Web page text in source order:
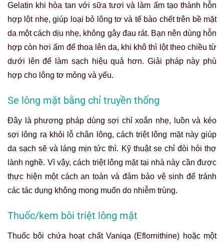
Gelatin khi hòa tan với sữa tươi và làm ấm tạo thành hỗn
hợp lột nhẹ, giúp loại bỏ lông tơ và tế bào chết trên bề mặt
da một cách dịu nhẹ, không gây đau rát. Bạn nên dùng hỗn
hợp còn hơi ấm để thoa lên da, khi khô thì lột theo chiều từ
dưới lên để làm sạch hiệu quả hơn. Giải pháp này phù
hợp cho lông tơ mỏng và yếu.
Se lông mặt bằng chỉ truyền thống
Đây là phương pháp dùng sợi chỉ xoắn nhẹ, luồn và kéo
sợi lông ra khỏi lỗ chân lông, cách triệt lông mặt này giúp
da sạch sẽ và láng mịn tức thì. Kỹ thuật se chỉ đòi hỏi thợ
lành nghề. Vì vậy, cách triệt lông mặt tại nhà này cần được
thực hiện một cách an toàn và đảm bảo vệ sinh để tránh
các tác dụng không mong muốn do nhiễm trùng.
Thuốc/kem bôi triệt lông mặt
Thuốc bôi chứa hoạt chất Vaniqa (Eflornithine) hoặc một